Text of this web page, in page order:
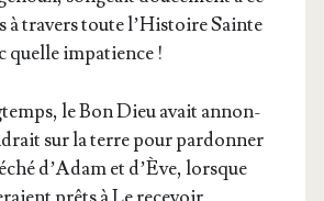
à tra­vers toute l’His­toire Sainte
quelle impatience !
le Bon Dieu avait annon­
sur la terre pour par­don­ner
d’A­dam et d’Ève, lorsque